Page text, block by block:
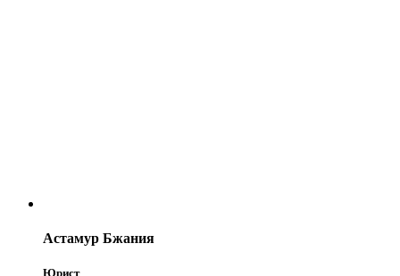
Астамур Бжания
Юрист